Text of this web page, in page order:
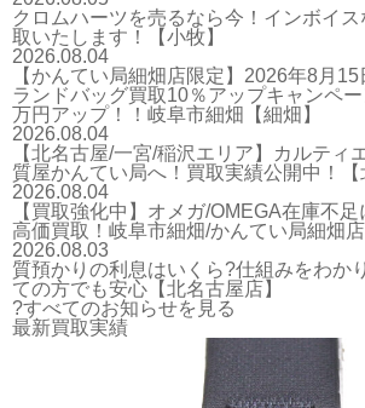
クロムハーツを売るなら今！インボイ
取いたします！【小牧】
2026.08.04
【かんてい局細畑店限定】2026年8月
ランドバッグ買取10％アップキャンペ
万円アップ！！岐阜市細畑【細畑】
2026.08.04
【北名古屋/一宮/稲沢エリア】カルティ
質屋かんてい局へ！買取実績公開中！【
2026.08.04
【買取強化中】オメガ/OMEGA在庫不
高価買取！岐阜市細畑/かんてい局細畑店
2026.08.03
質預かりの利息はいくら?仕組みをわか
ての方でも安心【北名古屋店】
?すべてのお知らせを見る
最新買取実績